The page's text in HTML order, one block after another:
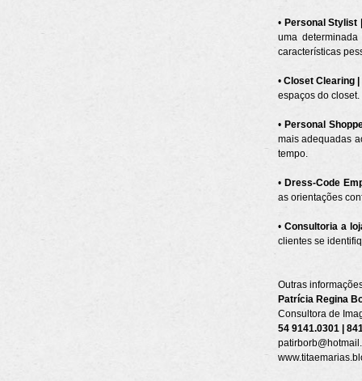
• Personal Stylist
uma
características
•Closet Clearing |
espaços do closet.
• Personal
mais adequadas
tempo.
• Dress-Code
as orientações
• Consultoria a
clientes se
Outras
Patrícia Regina
Consultora de
54 9141.0301 |